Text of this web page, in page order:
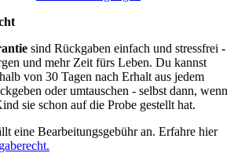
sind Rückgaben einfach und stressfrei -
und mehr Zeit fürs Leben. Du kannst
von 30 Tagen nach Erhalt aus jedem
oder umtauschen - selbst dann, wenn
sie schon auf die Probe gestellt hat.
eine Bearbeitungsgebühr an. Erfahre hier